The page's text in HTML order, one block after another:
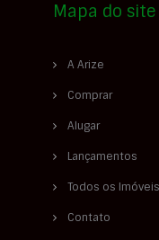
Mapa do site
A Arize
Comprar
Alugar
Lançamentos
Todos os Imóveis
Contato